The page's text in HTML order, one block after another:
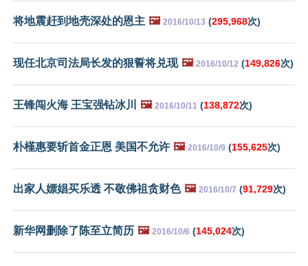
将地震赶到地壳深处的恩主 🖼️ 2016/10/13 (295,968次)
现任北京司法局长发的狠誓将兑现 🖼️ 2016/10/12 (149,826次)
王锋闯火海 王宝强钻冰川 🖼️ 2016/10/11 (138,872次)
朴槿惠要斩首金正恩 美国不允许 🖼️ 2016/10/9 (155,625次)
出家人嫖娼买乐透 不敬佛祖贪财色 🖼️ 2016/10/7 (91,729次)
新华网删除了陈至立简历 🖼️ 2016/10/6 (145,024次)